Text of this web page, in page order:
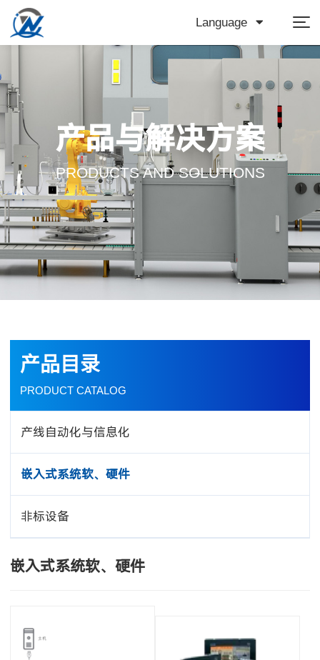
Language
产品与解决方案
PRODUCTS AND SOLUTIONS
产品目录
PRODUCT CATALOG
产线自动化与信息化
嵌入式系统软、硬件
非标设备
嵌入式系统软、硬件